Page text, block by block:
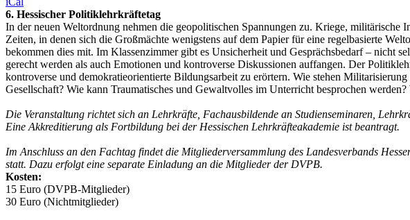
6. Hessischer Politiklehrkräftetag
In der neuen Weltordnung nehmen die geopolitischen Spannungen zu. Kriege,
Zeiten, in denen sich die Großmächte wenigstens auf dem Papier für eine regelbasierte
bekommen dies mit. Im Klassenzimmer gibt es Unsicherheit und Gesprächsbedarf – nicht
gerecht werden als auch Emotionen und kontroverse Diskussionen auffangen. Der
kontroverse und demokratieorientierte Bildungsarbeit zu erörtern. Wie stehen
Gesellschaft? Wie kann Traumatisches und Gewaltvolles im Unterricht besprochen
Die Veranstaltung richtet sich an Lehrkräfte, Fachausbildende an Studienseminaren,
Eine Akkreditierung als Fortbildung bei der Hessischen Lehrkräfteakademie ist beantragt.
Im Anschluss an den Fachtag findet die Mitgliederversammlung des Landesverbands
statt. Dazu erfolgt eine separate Einladung an die Mitglieder der DVPB.
Kosten:
15 Euro (DVPB-Mitglieder)
30 Euro (Nichtmitglieder)